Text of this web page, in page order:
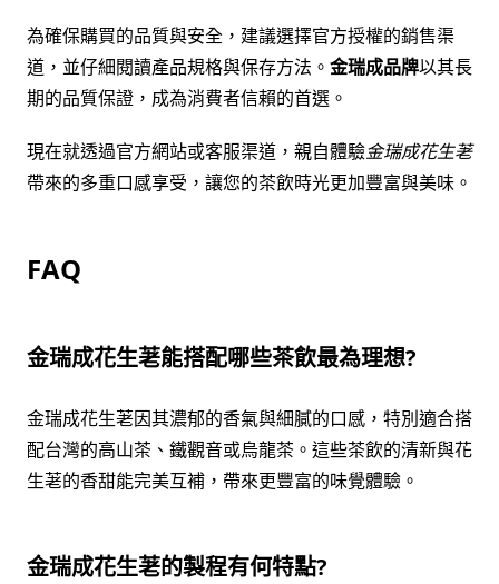
為確保購買的品質與安全，建議選擇官方授權的銷售渠
道，並仔細閱讀產品規格與保存方法。 金瑞成品牌以其長
期的品質保證，成為消費者信賴的首選。
現在就透過官方網站或客服渠道，親自體驗金瑞成花生荖
帶來的多重口感享受，讓您的茶飲時光更加豐富與美味。
FAQ
金瑞成花生荖能搭配哪些茶飲最為理想?
金瑞成花生荖因其濃郁的香氣與細膩的口感，特別適合搭
配台灣的高山茶、鐵觀音或烏龍茶。這些茶飲的清新與花
生荖的香甜能完美互補，帶來更豐富的味覺體驗。
金瑞成花生荖的製程有何特點?